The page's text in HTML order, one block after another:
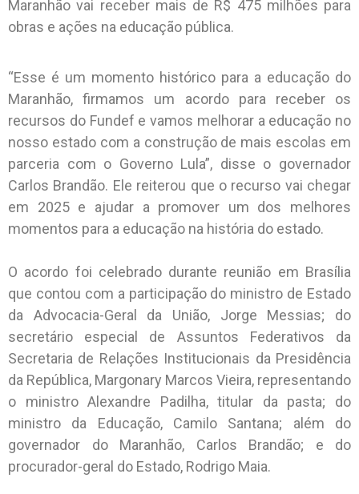
Maranhão vai receber mais de R$ 475 milhões para
obras e ações na educação pública.
“Esse é um momento histórico para a educação do
Maranhão, firmamos um acordo para receber os
recursos do Fundef e vamos melhorar a educação no
nosso estado com a construção de mais escolas em
parceria com o Governo Lula”, disse o governador
Carlos Brandão. Ele reiterou que o recurso vai chegar
em 2025 e ajudar a promover um dos melhores
momentos para a educação na história do estado.
O acordo foi celebrado durante reunião em Brasília
que contou com a participação do ministro de Estado
da Advocacia-Geral da União, Jorge Messias; do
secretário especial de Assuntos Federativos da
Secretaria de Relações Institucionais da Presidência
da República, Margonary Marcos Vieira, representando
o ministro Alexandre Padilha, titular da pasta; do
ministro da Educação, Camilo Santana; além do
governador do Maranhão, Carlos Brandão; e do
procurador-geral do Estado, Rodrigo Maia.